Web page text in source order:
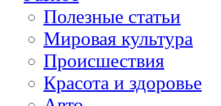
Полезные статьи
Мировая культура
Происшествия
Красота и здоровье